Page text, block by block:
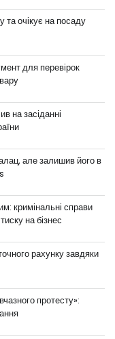
та очікує на посаду
для перевірок
на засіданні
але залишив його в
кримінальні справи
на бізнес
рахунку завдяки
протесту»: